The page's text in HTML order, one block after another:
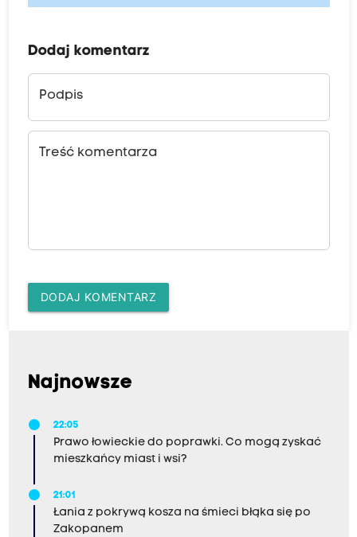
Dodaj komentarz
Podpis
Treść komentarza
DODAJ KOMENTARZ
Najnowsze
22:05
Prawo łowieckie do poprawki. Co mogą zyskać
mieszkańcy miast i wsi?
21:01
Łania z pokrywą kosza na śmieci błąka się po
Zakopanem